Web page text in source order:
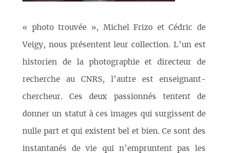
« photo trouvée », Michel Frizo et Cédric de
Veigy, nous présentent leur collection. L’un est
historien de la photographie et directeur de
recherche au CNRS, l’autre est enseignant-
chercheur. Ces deux passionnés tentent de
donner un statut à ces images qui surgissent de
nulle part et qui existent bel et bien. Ce sont des
instantanés de vie qui n’empruntent pas les